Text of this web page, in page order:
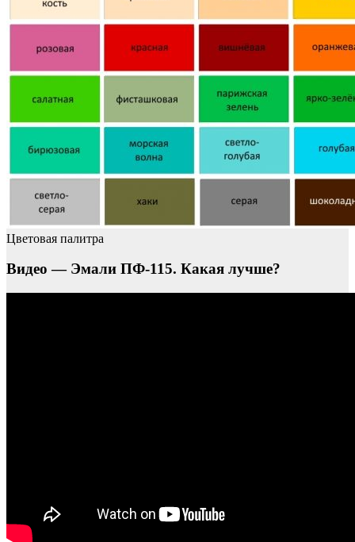
Цветовая палитра
Видео — Эмали ПФ-115. Какая лучше?